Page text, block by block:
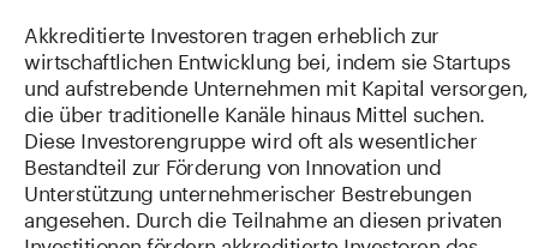
Akkreditierte Investoren tragen erheblich zur
wirtschaftlichen Entwicklung bei, indem sie Startups
und aufstrebende Unternehmen mit Kapital versorgen,
die über traditionelle Kanäle hinaus Mittel suchen.
Diese Investorengruppe wird oft als wesentlicher
Bestandteil zur Förderung von Innovation und
Unterstützung unternehmerischer Bestrebungen
angesehen. Durch die Teilnahme an diesen privaten